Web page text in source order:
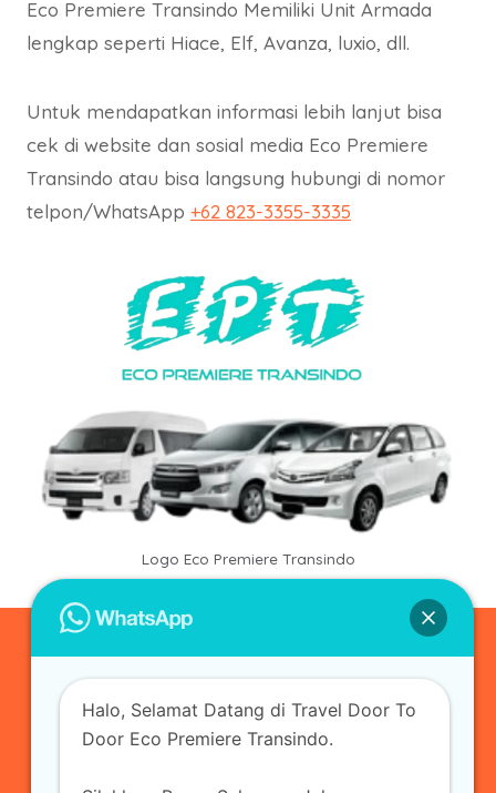
Eco Premiere Transindo Memiliki Unit Armada
lengkap seperti Hiace, Elf, Avanza, luxio, dll.
Untuk mendapatkan informasi lebih lanjut bisa
cek di website dan sosial media Eco Premiere
Transindo atau bisa langsung hubungi di nomor
telpon/WhatsApp +62 823-3355-3335
Logo Eco Premiere Transindo
admin@ecopremieretransindo.com
Halo, Selamat Datang di Travel Door To
Door Eco Premiere Transindo.